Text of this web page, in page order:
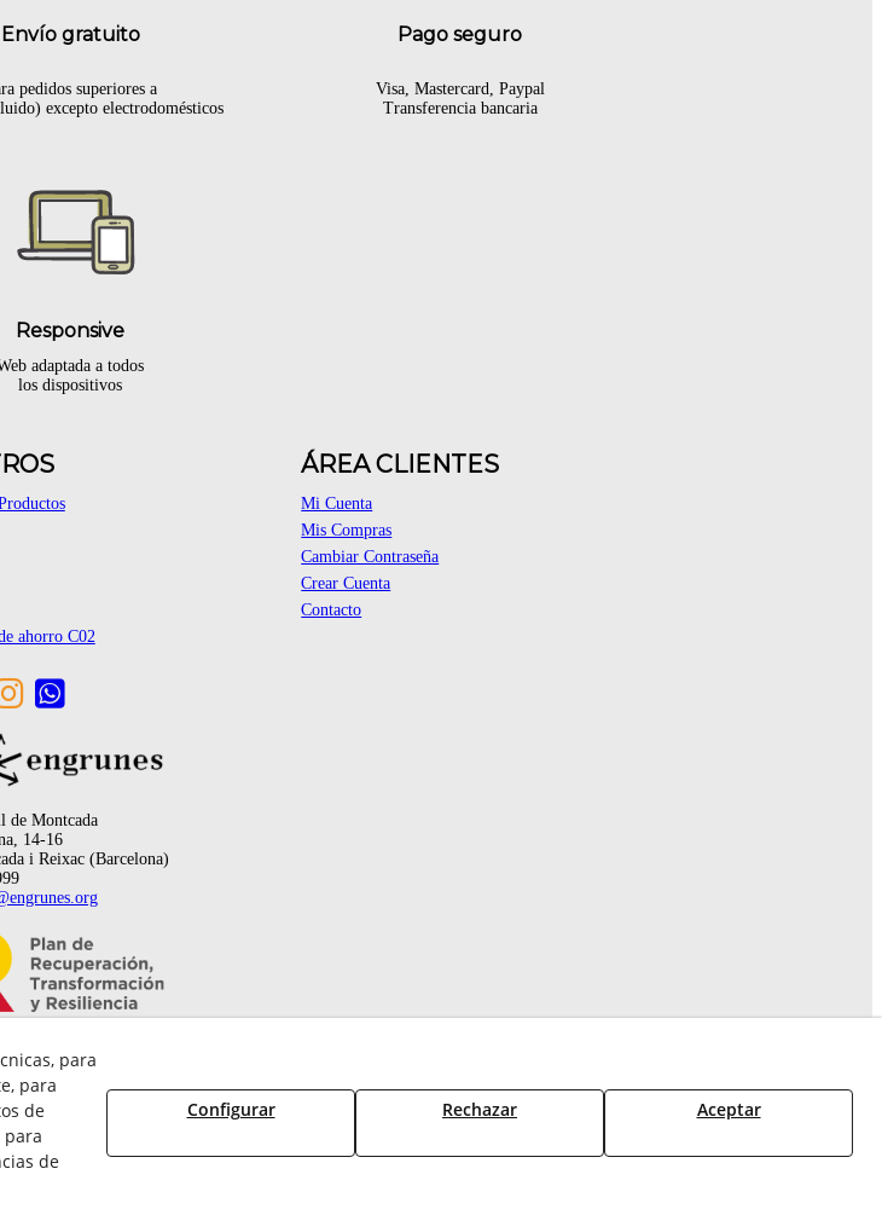
Envío gratuito
pedidos superiores a
excepto electrodomésticos
Pago seguro
Visa, Mastercard, Paypal
Transferencia bancaria
Responsive
adaptada a todos
los dispositivos
ahorro C02
ÁREA CLIENTES
Mi Cuenta
Mis Compras
Cambiar Contraseña
Crear Cuenta
Contacto
de Montcada
14-16
i Reixac (Barcelona)
- Todos los derechos reservados.
para
para
de
para
de
Configurar Rechazar Aceptar